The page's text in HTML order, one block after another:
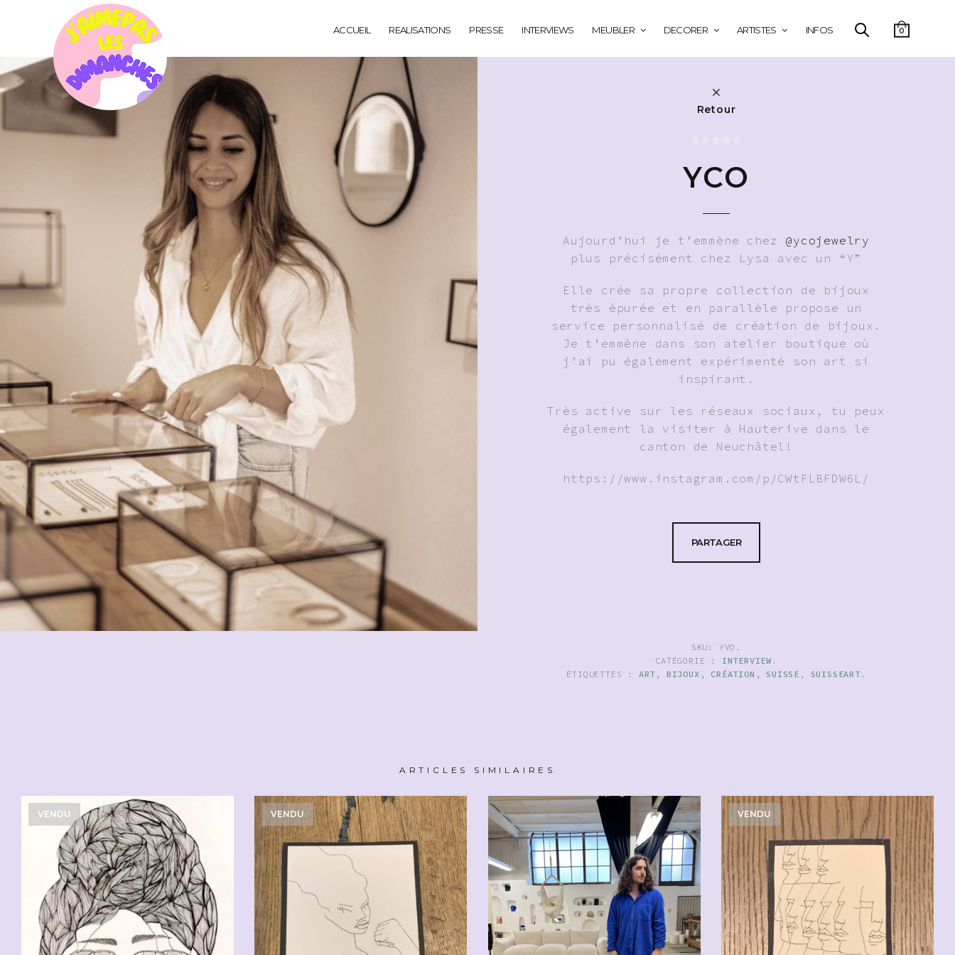
ACCUEIL REALISATIONS PRESSE INTERVIEWS MEUBLER DECORER ARTISTES INFOS 0
Retour
YCO
Aujourd’hui je t’emmène chez @ycojewelry
plus précisément chez Lysa avec un “Y”
Elle crée sa propre collection de bijoux
très épurée et en parallèle propose un
service personnalisé de création de bijoux.
Je t’emmène dans son atelier boutique où
j’ai pu également expérimenté son art si
inspirant.
Très active sur les réseaux sociaux, tu peux
également la visiter à Hauterive dans le
canton de Neuchâtel!
https://www.instagram.com/p/CWtFLBFDW6L/
PARTAGER
SKU: YVO .
CATÉGORIE : INTERVIEW.
ÉTIQUETTES : ART , BIJOUX , CRÉATION ,SUISSE , SUISSEART .
ARTICLES SIMILAIRES
VENDU VENDU VENDU